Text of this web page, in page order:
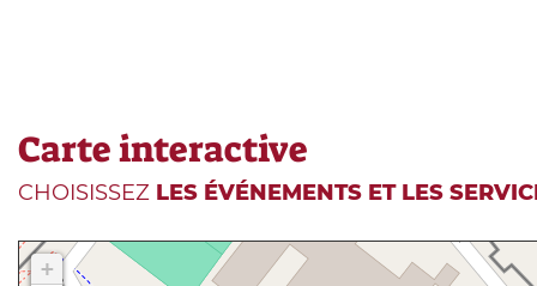
Carte interactive
CHOISISSEZ LES ÉVÉNEMENTS ET LES
+